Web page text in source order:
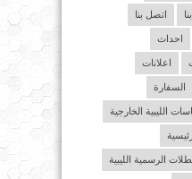
اتصل بنا
احداث
اعلانات
السفارة
الليبية الخارجية
الرسمية الليبية